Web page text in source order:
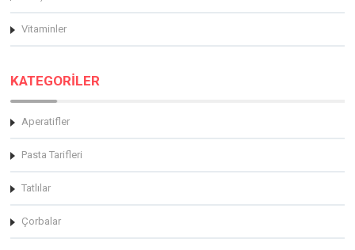
Vitaminler
KATEGORİLER
Aperatifler
Pasta Tarifleri
Tatlılar
Çorbalar